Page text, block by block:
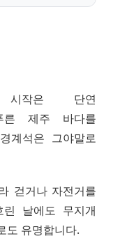
작은 단연
푸른 제주 바다를
계석은 그야말로
걷거나 자전거를
날에도 무지개
도 유명합니다.